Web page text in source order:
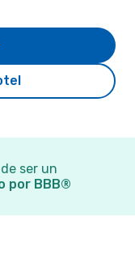
ser un
por BBB®